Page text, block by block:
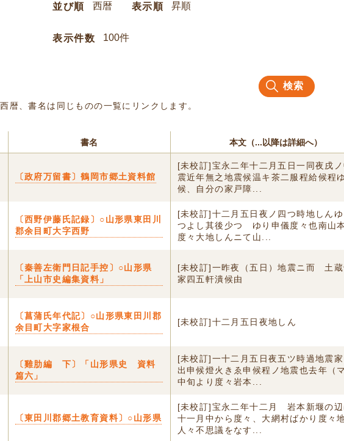
並び順 表示順
表示件数
検索
暦、書名は同じものの一覧にリンクします。
書名 本文（...以降は詳細へ）
〔政府万留書〕鶴岡市郷土資料館
[未校訂]宝永二年十二月五日一同夜戌
震近年無之地震候温キ茶二服程給候程
候、自分の家戸障...
〔西野伊藤氏記録〕○山形県東田川
郡余目町大字西野
[未校訂]十二月五日夜ノ四つ時地しん
つよし其後少つゝゆり申儀度々也南山
度々大地しんニて山...
〔秦善左衛門日記手控〕○山形県
「上山市史編集資料」
[未校訂]一昨夜（五日）地震ニ而 土蔵
家四五軒潰候由
〔菖蒲氏年代記〕○山形県東田川郡
余目町大字家根合
[未校訂]十二月五日夜地しん
〔雞肋編 下〕「山形県史 資料
篇六」
[未校訂]一十二月五日夜五ツ時過地震家
出申候燈火きゑ申候程ノ地震也去年（マ
中旬より度々岩本...
〔東田川郡郷土教育資料〕○山形県
[未校訂]宝永二年十二月 岩本新堰の辺
十一月中から度々、大網村ばかり度々地
人々不思議をなす...